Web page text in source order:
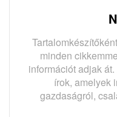
minden
információt adjak
írok, amelyek
gazdaságról,